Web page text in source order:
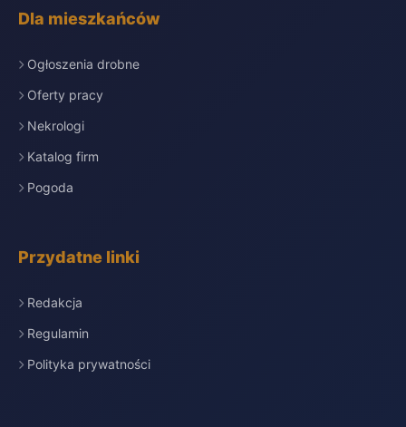
Dla mieszkańców
Ogłoszenia drobne
Oferty pracy
Nekrologi
Katalog firm
Pogoda
Przydatne linki
Redakcja
Regulamin
Polityka prywatności